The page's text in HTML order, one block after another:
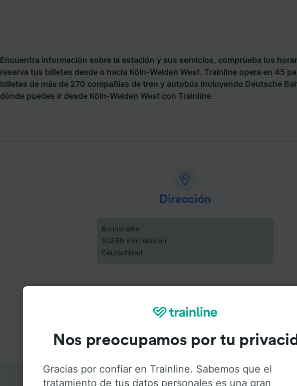
Encuentra información sobre la estación y sus servicios, comprueba los
reserva tus billetes desde o hacia Köln-Weiden West. Trainline opera en 45
billetes de más de 270 compañías de tren y autobús incluyendo Deutsche
dónde puedes ir desde Köln-Weiden West con Trainline.
Dirección
Bonnstraße
50859 Köln-Weiden
Deutschland
Nos preocupamos por tu
Gracias por confiar en Trainline. Sabemos que el
tratamiento de tus datos personales es una gran